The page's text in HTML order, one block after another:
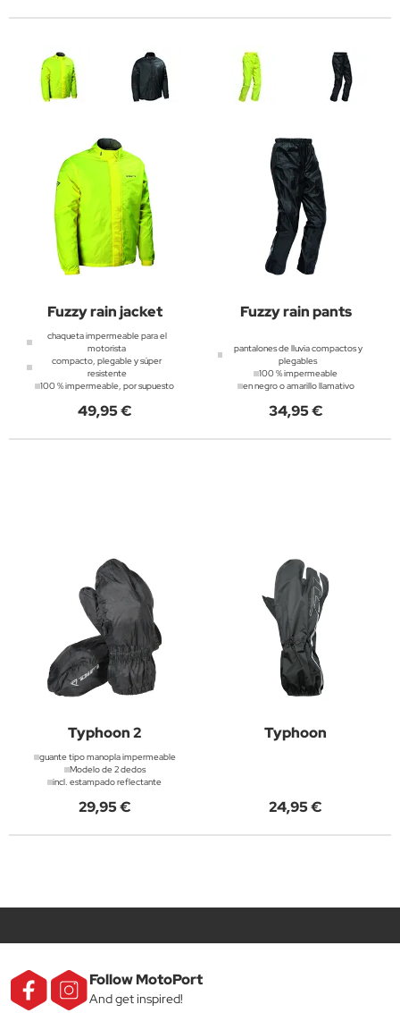
Fuzzy rain jacket
chaqueta impermeable para el
motorista
compacto, plegable y súper
resistente
100 % impermeable, por supuesto
49,95 €
Fuzzy rain pants
pantalones de lluvia compactos y
plegables
100 % impermeable
en negro o amarillo llamativo
34,95 €
Typhoon 2
guante tipo manopla impermeable
Modelo de 2 dedos
incl. estampado reflectante
29,95 €
Typhoon
24,95 €
Follow MotoPort
And get inspired!